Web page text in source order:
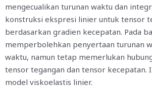
mengecualikan turunan waktu dan
konstruksi ekspresi linier untuk tensor
berdasarkan gradien kecepatan. Pada
memperbolehkan penyertaan turunan
waktu, namun tetap memerlukan
tensor tegangan dan tensor kecepatan.
model viskoelastis linier.